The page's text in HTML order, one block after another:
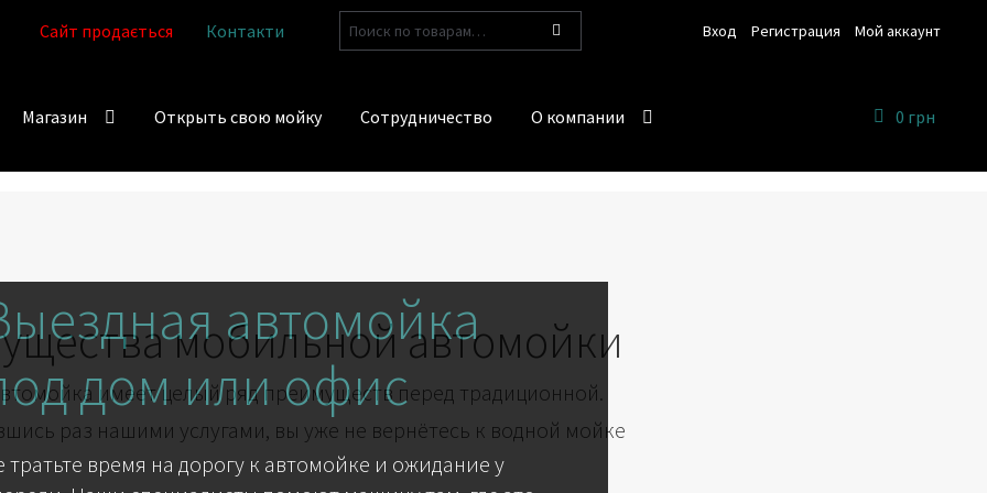
Сайт продається Контакти Искать: Вход Регистрация Мой аккаунт
Магазин Открыть свою мойку Сотрудничество О компании 0 грн
автомойка
дом или офис
тратьте время на дорогу к автомойке и ожидание у
мобильной автомойки
имеет целый ряд преимуществ перед традиционной.
раз нашими услугами, вы уже не вернётесь к водной мойке